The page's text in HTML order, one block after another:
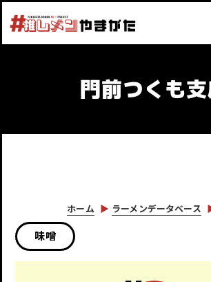
門前つくも
ホーム ラーメンデータベース
味噌